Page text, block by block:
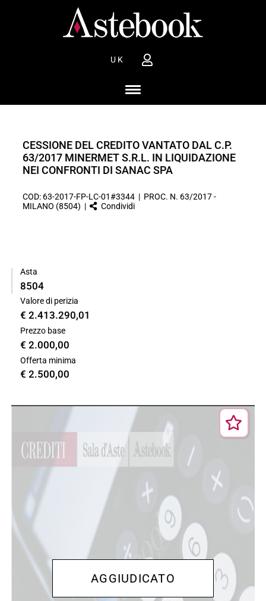
UK
CESSIONE DEL CREDITO VANTATO DAL C.P.
63/2017 MINERMET S.R.L. IN LIQUIDAZIONE
NEI CONFRONTI DI SANAC SPA
COD: 63-2017-FP-LC-01#3344 | PROC. N. 63/2017 -
MILANO (8504) |
Condividi
Asta
8504
Valore di perizia
€ 2.413.290,01
Prezzo base
€ 2.000,00
Offerta minima
€ 2.500,00